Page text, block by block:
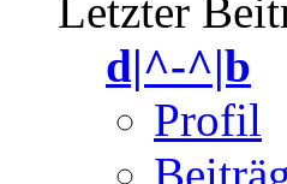
Letzter
d|^-^|b
Profil